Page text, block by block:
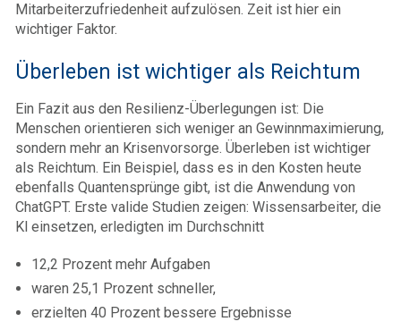
Mitarbeiterzufriedenheit aufzulösen. Zeit ist hier ein
wichtiger Faktor.
Überleben ist wichtiger als Reichtum
Ein Fazit aus den Resilienz-Überlegungen ist: Die
Menschen orientieren sich weniger an Gewinnmaximierung,
sondern mehr an Krisenvorsorge. Überleben ist wichtiger
als Reichtum. Ein Beispiel, dass es in den Kosten heute
ebenfalls Quantensprünge gibt, ist die Anwendung von
ChatGPT. Erste valide Studien zeigen: Wissensarbeiter, die
Kl einsetzen, erledigten im Durchschnitt
12,2 Prozent mehr Aufgaben
waren 25,1 Prozent schneller,
erzielten 40 Prozent bessere Ergebnisse